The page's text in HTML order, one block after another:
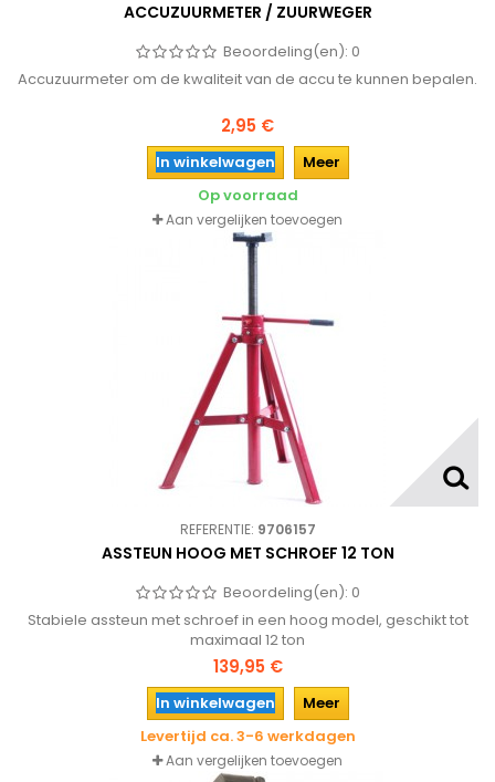
ACCUZUURMETER / ZUURWEGER
Beoordeling(en): 0
Accuzuurmeter om de kwaliteit van de accu te kunnen bepalen.
2,95 €
In winkelwagen
Meer
Op voorraad
Aan vergelijken toevoegen
REFERENTIE: 9706157
ASSTEUN HOOG MET SCHROEF 12 TON
Beoordeling(en): 0
Stabiele assteun met schroef in een hoog model, geschikt tot
maximaal 12 ton
139,95 €
In winkelwagen
Meer
Levertijd ca. 3-6 werkdagen
Aan vergelijken toevoegen